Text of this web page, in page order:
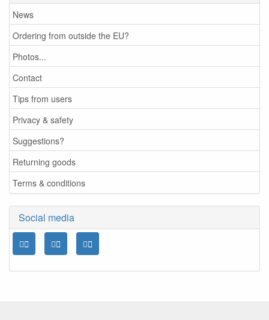
News
Ordering from outside the EU?
Photos...
Contact
Tips from users
Privacy & safety
Suggestions?
Returning goods
Terms & conditions
Social media